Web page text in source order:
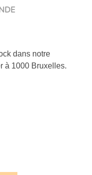
dans notre
à 1000 Bruxelles.